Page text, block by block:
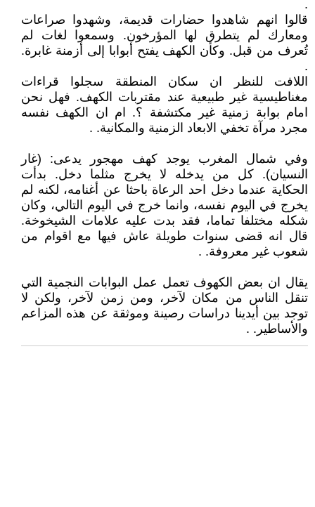
.
قالوا انهم شاهدوا حضارات قديمة، وشهدوا صراعات
ومعارك لم يتطرق لها المؤرخون. وسمعوا لغات لم
تُعرف من قبل. وكأن الكهف يفتح أبوابا إلى أزمنة غابرة.
.
اللافت للنظر ان سكان المنطقة سجلوا قراءات
مغناطيسية غير طبيعية عند مقتربات الكهف. فهل نحن
امام بوابة زمنية غير مكتشفة ؟. ام ان الكهف نفسه
مجرد مرآة تخفي الابعاد الزمنية والمكانية. .
وفي شمال المغرب يوجد كهف مهجور يدعى: (غار
النسيان). كل من يدخله لا يخرج مثلما دخل. بدأت
الحكاية عندما دخل احد الرعاة باحثا عن أغنامه، لكنه لم
يخرج في اليوم نفسه، وانما خرج في اليوم التالي، وكان
شكله مختلفا تماما، فقد بدت عليه علامات الشيخوخة.
قال انه قضى سنوات طويلة عاش فيها مع اقوام من
شعوب غير معروفة. .
يقال ان بعض الكهوف تعمل عمل البوابات النجمية التي
تنقل الناس من مكان لآخر، ومن زمن لآخر، ولكن لا
توجد بين أيدينا دراسات رصينة وموثقة عن هذه المزاعم
والأساطير. .